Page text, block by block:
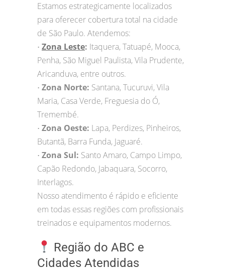
Estamos estrategicamente localizados
para oferecer cobertura total na cidade
de São Paulo. Atendemos:
• Zona Leste: Itaquera, Tatuapé, Mooca,
Penha, São Miguel Paulista, Vila Prudente,
Aricanduva, entre outros.
• Zona Norte: Santana, Tucuruvi, Vila
Maria, Casa Verde, Freguesia do Ó,
Tremembé.
• Zona Oeste: Lapa, Perdizes, Pinheiros,
Butantã, Barra Funda, Jaguaré.
• Zona Sul: Santo Amaro, Campo Limpo,
Capão Redondo, Jabaquara, Socorro,
Interlagos.
Nosso atendimento é rápido e eficiente
em todas essas regiões com profissionais
treinados e equipamentos modernos.
Região do ABC e
Cidades Atendidas